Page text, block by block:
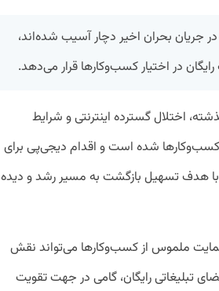
جریان بحران اخیر دچار آسیب شده‌اند،
در اختیار کسب‌وکارها قرار می‌دهد.
اختلال گسترده اینترنتی و شرایط
شده است و اقدام دیجی‌پی برای
با هدف تسهیل بازگشت به مسیر رشد و دیده
ملموس از کسب‌وکارها می‌تواند نقش
تبلیغاتی رایگان، گامی در جهت تقویت